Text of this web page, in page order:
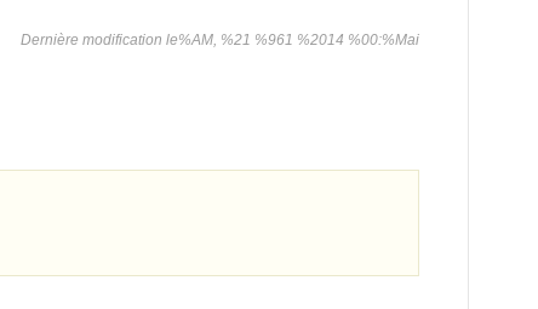
Dernière modification le%AM, %21 %961 %2014 %00:%Mai